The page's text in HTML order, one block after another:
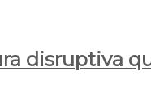
disruptiva